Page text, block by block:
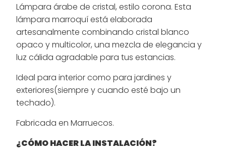
Lámpara árabe de cristal, estilo corona. Esta
lámpara marroquí está elaborada
artesanalmente combinando cristal blanco
opaco y multicolor, una mezcla de elegancia y
luz cálida agradable para tus estancias.
Ideal para interior como para jardines y
exteriores(siempre y cuando esté bajo un
techado).
Fabricada en Marruecos.
¿CÓMO HACER LA INSTALACIÓN?